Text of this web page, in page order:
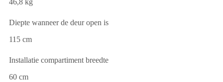
46,8 kg
Diepte wanneer de deur open is
115 cm
Installatie compartiment breedte
60 cm